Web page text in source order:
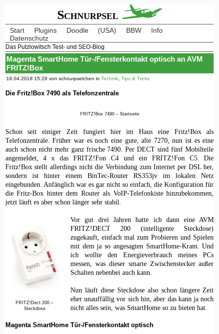
Schnurpsel
Start Plugins Doodle (USA) BBW
Info
Datenschutz
Das Putzlowitsch Test- und SEO-Blog
Magenta SmartHome Tür-/Fensterkontakt optisch an AVM
FRITZ!Box
16.04.2018 15:29 von schnurpselchen in Technik, Tips & Tricks
Die Fritz!Box 7490 als Telefonzentrale
FRITZ!Box 7490 – Startseite
Schon seit einiger Zeit fungiert hier im Haus eine Fritz!Box als
Telefonzentrale. Früher war es noch eine gute, alte 7270, nun ist es eine
auch schon nicht mehr ganz frische 7490. Per DECT sind fünf Mobilteile
angemeldet, 4 x das FRITZ!Fon C4 und ein FRITZ!Fon C5. Die
Fritz!Box stellt allerdings nicht die Verbindung zum Internet per DSL her,
sondern ist hinter einem BinTec-Router RS353jv im lokalen Netz
eingebunden. Anfänglich war es gar nicht so einfach, die Konfiguration für
die Fritz-Box hinter dem Router als VoIP-Telefonkiste hinzubekommen,
jetzt läuft es aber schon länger sehr stabil.
FRITZ!Dect 200 –
Steckdose
Vor gut drei Jahren hatte ich dann eine AVM
FRITZ!DECT 200 (intelligente Steckdose)
zugekauft, einfach mal zum Probieren und Spielen
mit dem ja so angesagten SmartHome-Kram. Und
ich wollte den Energieverbrauch meines PCs
messen, was dieser smarte Zwischenstecker außer
Schalten nebenbei auch kann.
Nun läuft diese Steckdose also schon längere Zeit
eher unauffällig vor sich hin, aber das kann ja noch
nicht alles sein, was SmartHome so zu bieten hat.
Magenta SmartHome Tür-/Fensterkontakt optisch